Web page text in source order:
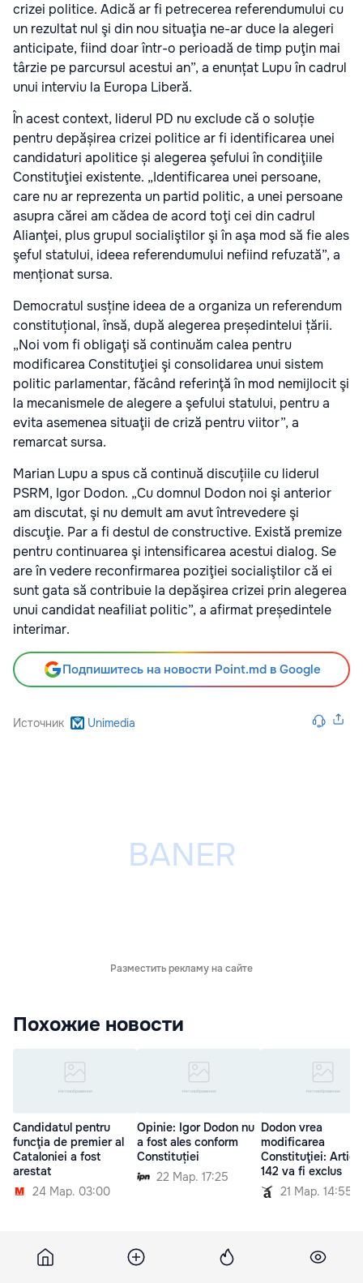
crizei politice. Adică ar fi petrecerea referendumului cu
un rezultat nul şi din nou situaţia ne-ar duce la alegeri
anticipate, fiind doar într-o perioadă de timp puţin mai
târzie pe parcursul acestui an”, a enunțat Lupu în cadrul
unui interviu la Europa Liberă.
În acest context, liderul PD nu exclude că o soluție
pentru depășirea crizei politice ar fi identificarea unei
candidaturi apolitice și alegerea şefului în condiţiile
Constituţiei existente. „Identificarea unei persoane,
care nu ar reprezenta un partid politic, a unei persoane
asupra cărei am cădea de acord toţi cei din cadrul
Alianţei, plus grupul socialiştilor şi în aşa mod să fie ales
şeful statului, ideea referendumului nefiind refuzată”, a
menționat sursa.
Democratul susține ideea de a organiza un referendum
constituțional, însă, după alegerea președintelui țării.
„Noi vom fi obligaţi să continuăm calea pentru
modificarea Constituţiei şi consolidarea unui sistem
politic parlamentar, făcând referinţă în mod nemijlocit şi
la mecanismele de alegere a şefului statului, pentru a
evita asemenea situaţii de criză pentru viitor”, a
remarcat sursa.
Marian Lupu a spus că continuă discuțiile cu liderul
PSRM, Igor Dodon. „Cu domnul Dodon noi şi anterior
am discutat, şi nu demult am avut întrevedere şi
discuţie. Par a fi destul de constructive. Există premize
pentru continuarea şi intensificarea acestui dialog. Se
are în vedere reconfirmarea poziţiei socialiştilor că ei
sunt gata să contribuie la depăşirea crizei prin alegerea
unui candidat neafiliat politic”, a afirmat președintele
interimar.
Подпишитесь на новости Point.md в Google
Источник Unimedia
Разместить рекламу на сайте
Похожие новости
Candidatul pentru
funcţia de premier al
Cataloniei a fost
arestat
24 Мар. 03:00
Opinie: Igor Dodon nu
a fost ales conform
Constituției
22 Мар. 17:25
Dodon vrea
modificarea
Constituţiei:
142 va fi exclus
21 Мар. 14:55